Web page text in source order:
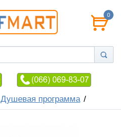
0
Душевая программа